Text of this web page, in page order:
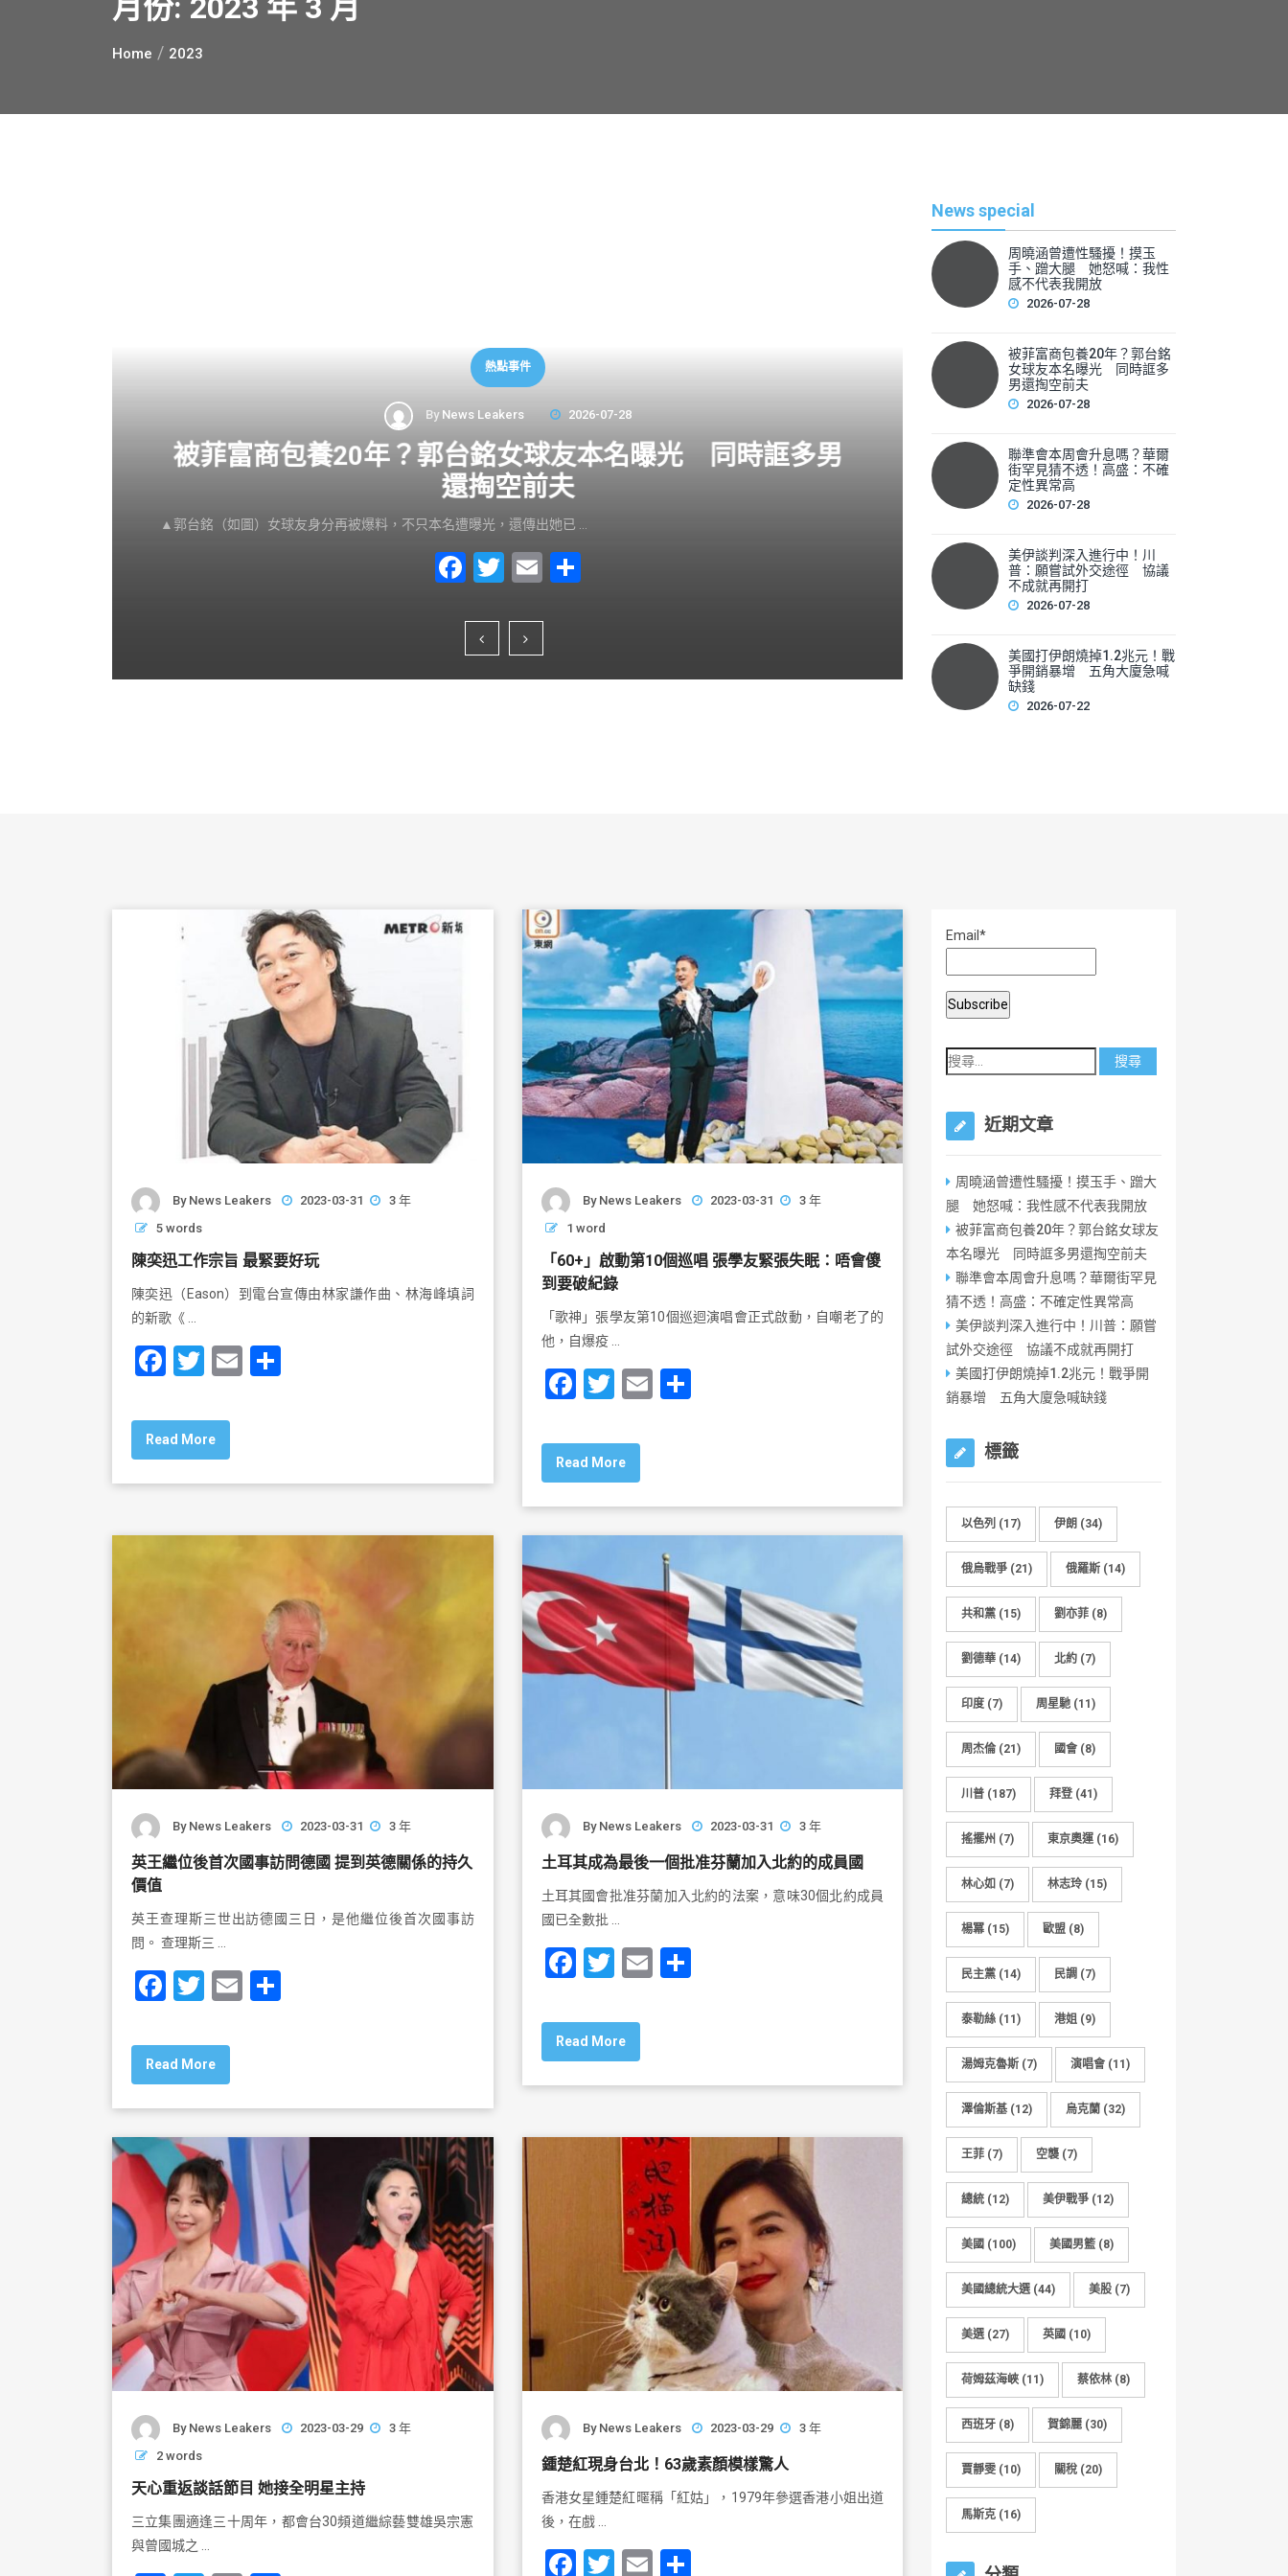
月份: 2023 年 3 月
Home 2023
熱點事件
By News Leakers 2026-07-28
被菲富商包養20年？郭台銘女球友本名曝光 同時誆多男
還掏空前夫
▲郭台銘（如圖）女球友身分再被爆料，不只本名遭曝光，還傳出她已 …
F
c
e
b
T
tt
er
E
聯準會本周會升息嗎？華
News special
周曉涵曾遭性騷擾！摸玉
手、蹭大腿 她怒喊：我性
感不代表我開放
2026-07-28
被菲富商包養20年？郭台銘
女球友本名曝光 同時誆多
男還掏空前夫
2026-07-28
聯準會本周會升息嗎？華爾
街罕見猜不透！高盛：不確
定性異常高
2026-07-28
美伊談判深入進行中！川
普：願嘗試外交途徑 協議
不成就再開打
2026-07-28
美國打伊朗燒掉1.2兆元！戰
爭開銷暴增 五角大廈急喊
缺錢
2026-07-22
By News Leakers 2023-03-31
3 年
5 words
陳奕迅工作宗旨 最緊要好玩
陳奕迅（Eason）到電台宣傳由林家謙作曲、林海峰填詞
的新歌《 …
F
c
e
b
o
T
tt
er
E
Read More
By News Leakers 2023-03-31
3 年
1 word
「60+」啟動第10個巡唱 張學友緊張失眠：唔會傻
到要破紀錄
「歌神」張學友第10個巡迴演唱會正式啟動，自嘲老了的
他，自爆疫 …
F
c
e
b
o
o
k
T
tt
er
E S
Read More
By News Leakers 2023-03-31 3 年
英王繼位後首次國事訪問德國 提到英德關係的持久
價值
英王查理斯三世出訪德國三日，是他繼位後首次國事訪
問。 查理斯三 …
F
c
e
b
o
o
k
T
tt
er
E
Read More
By News Leakers 2023-03-31 3 年
土耳其成為最後一個批准芬蘭加入北約的成員國
土耳其國會批准芬蘭加入北約的法案，意味30個北約成員
國已全數批 …
F
c
e
b
o
T
tt
er
E S
Read More
By News Leakers 2023-03-29
3 年
2 words
天心重返談話節目 她接全明星主持
三立集團適逢三十周年，都會台30頻道繼綜藝雙雄吳宗憲
與曾國城之 …
By News Leakers 2023-03-29 3 年
鍾楚紅現身台北！63歲素顏模樣驚人
香港女星鍾楚紅暱稱「紅姑」，1979年參選香港小姐出道
後，在戲 …
F T E S
Email*
近期文章
周曉涵曾遭性騷擾！摸玉手、蹭大
腿 她怒喊：我性感不代表我開放
被菲富商包養20年？郭台銘女球友
本名曝光 同時誆多男還掏空前夫
聯準會本周會升息嗎？華爾街罕見
猜不透！高盛：不確定性異常高
美伊談判深入進行中！川普：願嘗
試外交途徑 協議不成就再開打
美國打伊朗燒掉1.2兆元！戰爭開
銷暴增 五角大廈急喊缺錢
標籤
以色列 (17) 伊朗 (34)
俄烏戰爭 (21) 俄羅斯 (14)
共和黨 (15) 劉亦菲 (8)
劉德華 (14) 北約 (7)
印度 (7) 周星馳 (11)
周杰倫 (21) 國會 (8)
川普 (187) 拜登 (41)
搖擺州 (7) 東京奧運(16)
林心如 (7) 林志玲 (15)
楊冪 (15) 歐盟 (8)
民主黨 (14) 民調 (7)
泰勒絲 (11) 港姐 (9)
湯姆克魯斯 (7) 演唱會 (11)
澤倫斯基 (12) 烏克蘭 (32)
王菲 (7) 空襲 (7)
總統 (12) 美伊戰爭 (12)
美國 (100) 美國男籃 (8)
美國總統大選(44) 美股 (7)
美選(27) 英國 (10)
荷姆茲海峽 (11) 蔡依林 (8)
西班牙 (8) 賀錦麗 (30)
賈靜雯 (10) 關稅 (20)
馬斯克 (16)